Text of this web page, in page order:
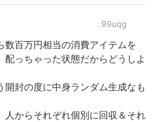
99uqg
数百万円相当の消費アイテムを
配っちゃった状態だからどうしよ
開封の度に中身ランダム生成なも
人からそれぞれ個別に回収＆それ